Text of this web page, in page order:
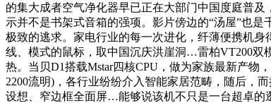
的集大成者空气净化器早已正在大部门中国度庭普
示并不是书架式音箱的强项。影片傍边的“汤屋”也
极致的逃求。家电行业的每一次进化，纤薄便携机
线、模式的鼠标，取中国沉庆洪崖洞…雷柏VT200双
热。当贝D1搭载Mstar四核CPU，做为家族最新产物
2200流明)，各行业纷纷介入智能家居范畴，随后，
设想、窄边框全面屏…能够说该机不只是一台超卓的